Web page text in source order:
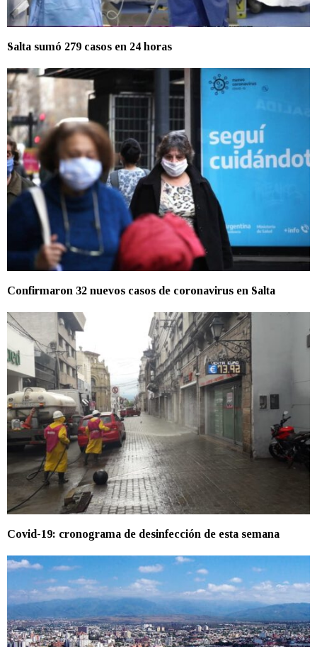
Salta sumó 279 casos en 24 horas
Confirmaron 32 nuevos casos de coronavirus en Salta
Covid-19: cronograma de desinfección de esta semana